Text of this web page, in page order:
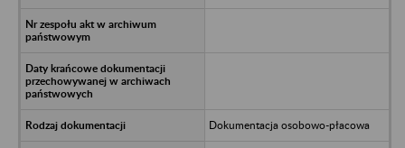
Dokumentacja osobowo-płacowa